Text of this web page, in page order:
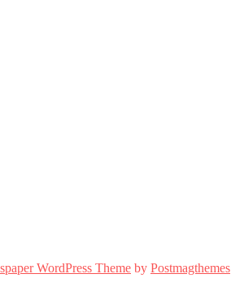
WordPress Theme by Postmagthemes